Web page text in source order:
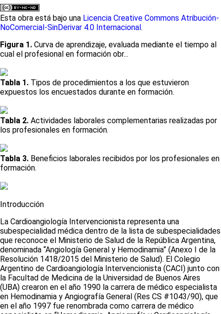
Esta obra está bajo una Licencia Creative Commons Atribución-
NoComercial-SinDerivar 4.0 Internacional .
Figura 1. Curva de aprendizaje, evaluada mediante el tiempo al
cual el profesional en formación obr...
Tabla 1. Tipos de procedimientos a los que estuvieron
expuestos los encuestados durante en formación.
Tabla 2. Actividades laborales complementarias realizadas por
los profesionales en formación.
Tabla 3. Beneficios laborales recibidos por los profesionales en
formación.
Introducción
La Cardioangiología Intervencionista representa una
subespecialidad médica dentro de la lista de subespecialidades
que reconoce el Ministerio de Salud de la República Argentina,
denominada “Angiología General y Hemodinamia” (Anexo I de la
Resolución 1418/2015 del Ministerio de Salud). El Colegio
Argentino de Cardioangiología Intervencionista (CACI) junto con
la Facultad de Medicina de la Universidad de Buenos Aires
(UBA) crearon en el año 1990 la carrera de médico especialista
en Hemodinamia y Angiografía General (Res CS #1043/90), que
en el año 1997 fue renombrada como carrera de médico